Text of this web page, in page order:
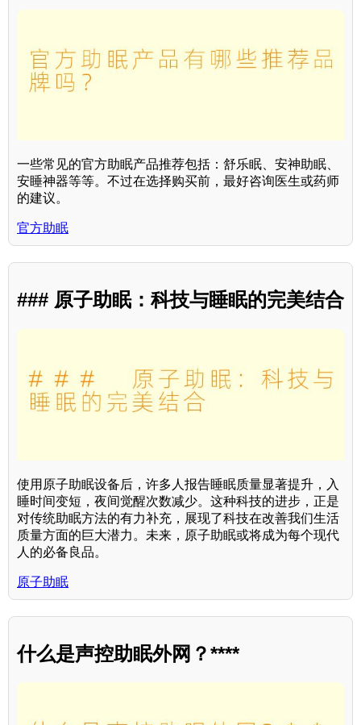
一些常见的官方助眠产品推荐包括：舒乐眠、安神助眠、
安睡神器等等。不过在选择购买前，最好咨询医生或药师
的建议。
官方助眠
### 原子助眠：科技与睡眠的完美结合
使用原子助眠设备后，许多人报告睡眠质量显著提升，入
睡时间变短，夜间觉醒次数减少。这种科技的进步，正是
对传统助眠方法的有力补充，展现了科技在改善我们生活
质量方面的巨大潜力。未来，原子助眠或将成为每个现代
人的必备良品。
原子助眠
什么是声控助眠外网？****